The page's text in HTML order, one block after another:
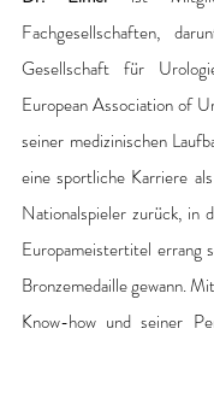
Fachgesellschaften,
Gesellschaft für
European Association of
seiner medizinischen
eine sportliche Karriere
Nationalspieler zurück, in
Europameistertitel errang
Bronzemedaille gewann.
Know-how und seiner